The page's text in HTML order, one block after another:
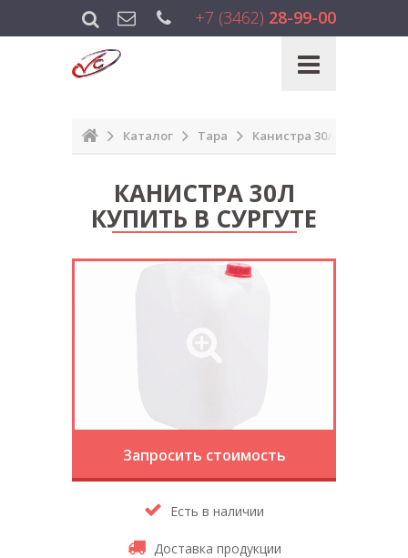
+7 (3462) 28-99-00
Каталог Тара Канистра 30л
КАНИСТРА 30Л
КУПИТЬ В СУРГУТЕ
Запросить стоимость
Есть в наличии
Доставка продукции